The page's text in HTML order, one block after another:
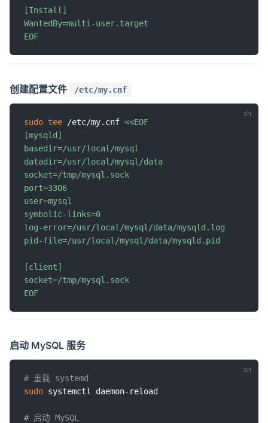
[Install]
WantedBy=multi-user.target
EOF
创建配置文件 /etc/my.cnf
sudo tee /etc/my.cnf <<EOF
[mysqld]
basedir=/usr/local/mysql
datadir=/usr/local/mysql/data
socket=/tmp/mysql.sock
port=3306
user=mysql
symbolic-links=0
log-error=/usr/local/mysql/data/mysqld.log
pid-file=/usr/local/mysql/data/mysqld.pid
[client]
socket=/tmp/mysql.sock
EOF
启动 MySQL 服务
# 重载 systemd
sudo systemctl daemon-reload
# 启动 MySQL